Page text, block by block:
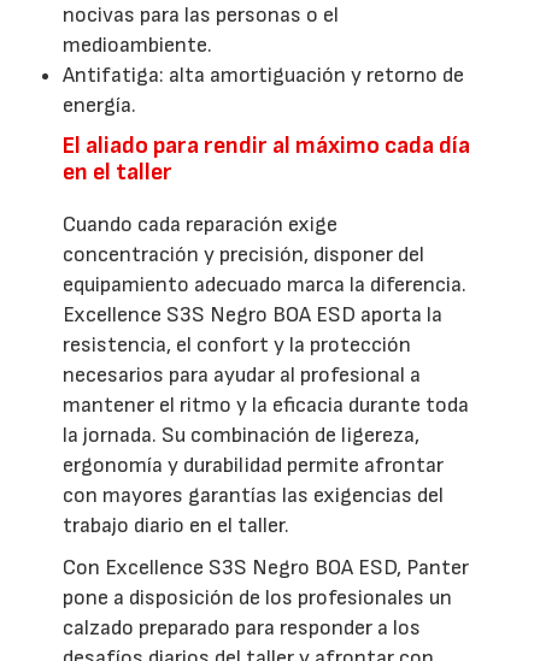
nocivas para las personas o el
medioambiente.
Antifatiga: alta amortiguación y retorno de
energía.
El aliado para rendir al máximo cada día
en el taller
Cuando cada reparación exige
concentración y precisión, disponer del
equipamiento adecuado marca la diferencia.
Excellence S3S Negro BOA ESD aporta la
resistencia, el confort y la protección
necesarios para ayudar al profesional a
mantener el ritmo y la eficacia durante toda
la jornada. Su combinación de ligereza,
ergonomía y durabilidad permite afrontar
con mayores garantías las exigencias del
trabajo diario en el taller.
Con Excellence S3S Negro BOA ESD, Panter
pone a disposición de los profesionales un
calzado preparado para responder a los